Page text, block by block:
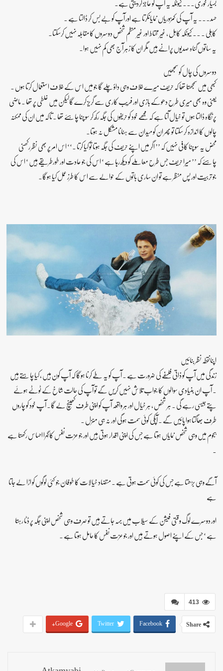
حسد۔۔۔ یہ آپ کی کمزوریاں نمایاںکرتا ہے اور آپ کو بے بس کر ڈالتا ہے ۔
کاہلی ۔ ۔۔ کیونکہ کاہل ، غیر محتاط اور غیر منظم شخص دوسروں کا مقابلہ نہیں کرسکتا۔
یہ ساتوں گناہ صدیوں پرانے ہیں مگر ان کا زہر آج بھی کم نہیں ہوا۔
دوسروں کی چال کو سمجھیں
کبھی میں سمجھتا تھا کہ حریف میرے خلاف وہی داؤ چلے گا جو میں اس کے خلاف استعمال کرتا ہوں ۔
یعنی وہ بھی میری طرح دھوکے بازی اور فریب کاری سے گریز کرے گالیکن میں غلطی پر تھا ۔ ماضی
پر نگاہ ڈالتا ہوں تو خیال آتا ہے کہ مجھے خود کو حریفوں کی جگہ رکھ کر سوچنا چاہئے تھا ۔ تاکہ میں ان کی ممکنہ
چالوں کا اندازہ کر سکتا تو پھر ان کو میدان سے ہٹانا مشکل نہ ہوتا۔
محض یہ سوچنا کافی نہیں کہ ’’ اگر میں اپنے حریف کی جگہ ہوتا تو کیا کرتا ۔‘‘ اس امر پر بھی نظر رکھنی
چاہئے کہ ’’ میرا حریف جس طرح معاملے کو دیکھ رہا ہے ‘ اس کی جو عادت اور طورطریقے ہیں ‘ اس کی
جو تربیت اور پس منظر ہے تو ان ساری باتوں کے حوالے سے اس کا طرز عمل کیا ہوگا۔
اپنانقطہ نظر بنائیں
زندگی میں آپ کو ذاتی فلسفے کی ضرورت ہے ۔ آپ کو یہ طے کرنا ہوگا کہ آپ کون ہیں ، کیا چاہتے ہیں
۔ آپ ان بنیادی سوالوں کا جواب تلاش نہیں کریں گے تو آپ کی حالت شاخ کے ٹوٹے ہوئے
پتے جیسی رہے گی ۔ ہر شخص ، ہر خیال اور ہر واقعہ آپ کو اپنی طرف کھینچ لے گا۔ آپ خود کو چاروں
طرف بھاگتاہوا پائیں گے ۔ آپکی کوئی سمت ہوگی اور نہ ہی منزل ۔
ہجوم میں وہی شخص نمایاں ہوتا ہے جس کی اپنی اقدار ہوتی ہیں اور جو عزت نفس کا گہرا احساس رکھتا ہے
۔
آگے وہی بڑھتا ہے جس کی کوئی سمت ہوتی ہے ۔ متضاد خیالات کا طوفان جو کئی لوگوں کو اڑا لے جاتا
ہے
اور دوسرے لوگ وقتی فیشن کے سیلاب میں بہہ جاتے ہیں تو صرف وہی شخص اپنی جگہ پر ڈٹا رہتا
ہے ‘ جس کے اپنے اصول ہوتے ہیں اور جو عزت نفس کا حامل ہوتا ہے ۔
413
Share
Facebook
Twitter
Google+